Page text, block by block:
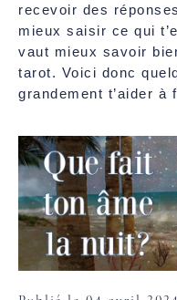
recevoir des
mieux saisir ce qui
vaut mieux savoir
tarot. Voici donc
grandement t’aider à